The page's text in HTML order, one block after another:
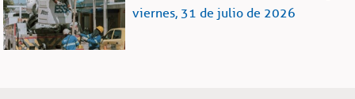
viernes, 31 de julio de 2026